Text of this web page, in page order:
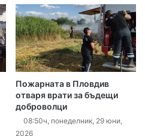
Пожарната в Пловдив
отваря врати за бъдещи
доброволци
08:50ч, понеделник, 29 юни,
2026